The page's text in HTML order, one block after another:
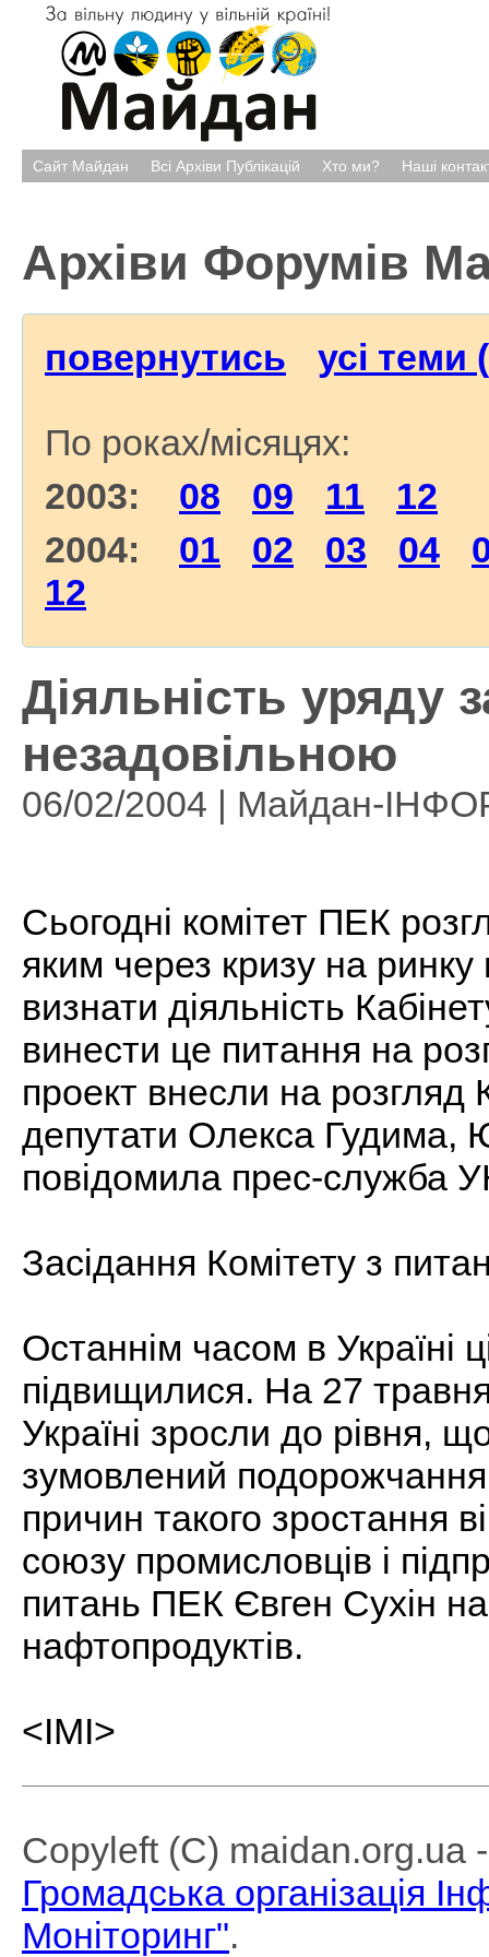
Сайт Майдан Всі Архіви Публікацій Хто ми? Наші
Архіви Форумів
повернутись усі теми
По роках/місяцях:
2003: 08 09 11
12
2004: 01 02 03 04
12
Діяльність уряду
незадовільною
06/02/2004 | Майдан-
Cьогодні комітет ПЕК
яким через кризу на
визнати діяльність
винести це питання на
проект внесли на розгляд
депутати Олекса Гудима,
повідомила прес-служба
Засідання Комітету з
Останнім часом в Україні
підвищилися. На 27
Україні зросли до рівня,
зумовлений
причин такого зростання
союзу промисловців і
питань ПЕК Євген Сухін
нафтопродуктів.
<ІМІ>
Copyleft (C) maidan.org.ua
Громадська організація
Моніторинг".